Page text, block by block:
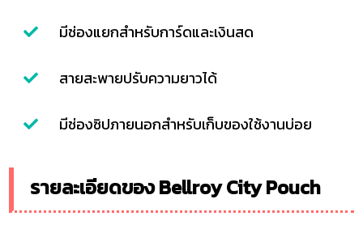
มีช่องแยกสำหรับการ์ดและเงินสด
สายสะพายปรับความยาวได้
มีช่องซิปภายนอกสำหรับเก็บของใช้งานบ่อย
รายละเอียดของ Bellroy City Pouch